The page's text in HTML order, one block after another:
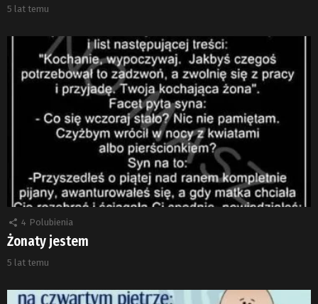
5 lat temu
4 Polubienia
Żonaty jestem
5 lat temu